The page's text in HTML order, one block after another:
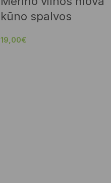
kūno spalvos
19,00€